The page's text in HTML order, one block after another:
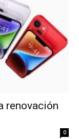
renovación
0